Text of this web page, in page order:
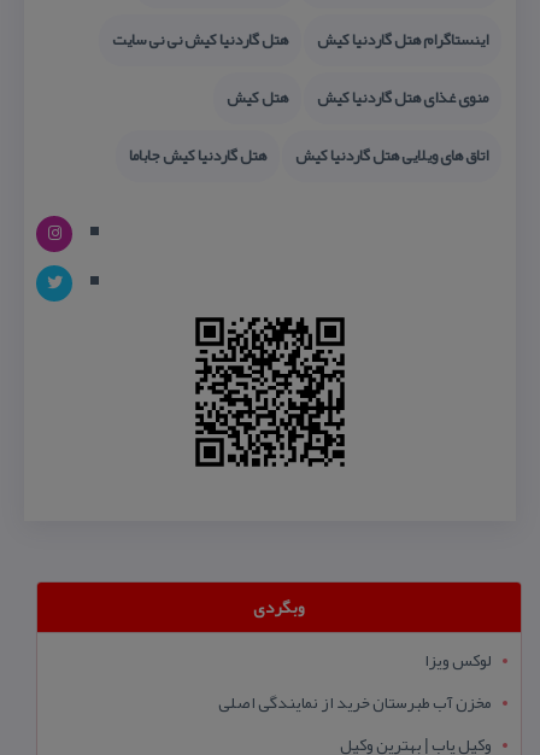
اینستاگرام هتل گاردنیا كیش
هتل گاردنیا كیش نی نی سایت
منوی غذای هتل گاردنیا كیش
هتل كیش
اتاق های ویلایی هتل گاردنیا كیش
هتل گاردنیا كیش جاباما
وبگردی
لوکس ویزا
مخزن آب طبرستان خرید از نمایندگی اصلی
وکیل یاب | بهترین وکیل